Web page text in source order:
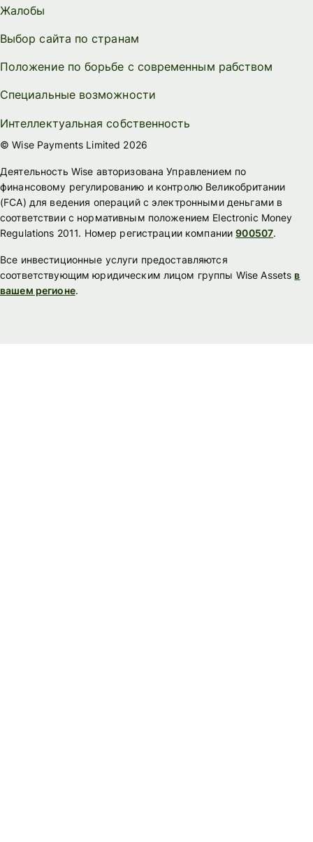
Жалобы
Выбор сайта по странам
Положение по борьбе с современным рабством
Специальные возможности
Интеллектуальная собственность
© Wise Payments Limited 2026
Деятельность Wise авторизована Управлением по
финансовому регулированию и контролю Великобритании
(FСА) для ведения операций с электронными деньгами в
соответствии с нормативным положением Electronic Money
Regulations 2011. Номер регистрации компании900507.
Все инвестиционные услуги предоставляются
соответствующим юридическим лицом группы Wise Assets в
вашем регионе.